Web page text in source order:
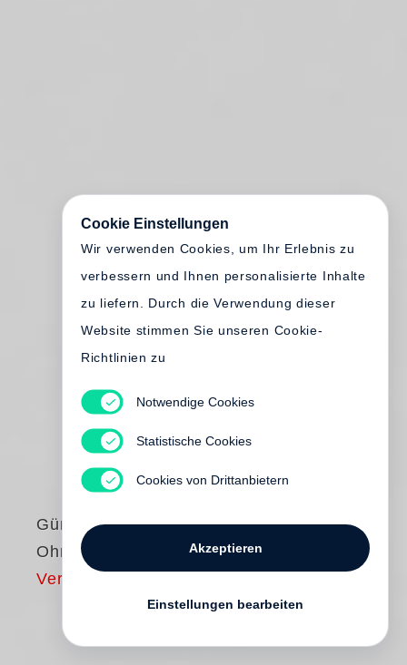
Günter Grass
Ohne Stimme
Vergriffen
Cookie Einstellungen
Wir verwenden Cookies, um Ihr Erlebnis zu
verbessern und Ihnen personalisierte Inhalte
zu liefern. Durch die Verwendung dieser
Website stimmen Sie unseren Cookie-
Richtlinien zu
Notwendige Cookies
Statistische Cookies
Cookies von Drittanbietern
Akzeptieren
Einstellungen bearbeiten